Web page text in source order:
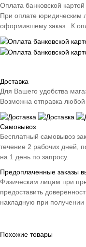
Оплата банковской
При оплате юридическим
оформившему заказ. К
Доставка
Для Вашего удобства
Возможна отправка
Самовывоз
Бесплатный самовывоз
течение 2 рабочих дней,
на 1 день по запросу.
Предоплаченные заказы
Физическим лицам при
предоставить
накладную при получении
Похожие товары